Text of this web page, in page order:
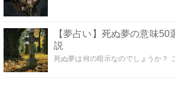
【夢占い】死ぬ夢の意味
説
死ぬ夢は何の暗示なのでしょうか？